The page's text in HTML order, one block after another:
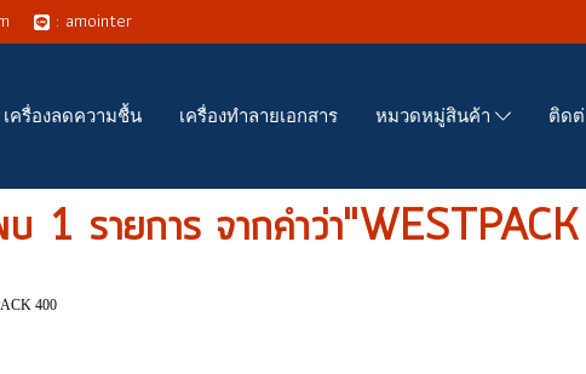
: amointer
เครื่องลดความชื้น เครื่องทำลายเอกสาร หมวดหมู่สินค้า ติด
1 รายการ จากคำว่า
400